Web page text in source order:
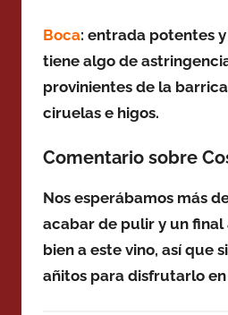
Boca: entrada potentes
tiene algo de
provinientes de la
ciruelas e higos.
Comentario sobre
Nos esperábamos más
acabar de pulir y un final
bien a este vino, así que
añitos para disfrutarlo